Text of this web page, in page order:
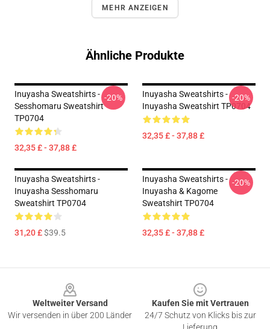
MEHR ANZEIGEN
Ähnliche Produkte
Inuyasha Sweatshirts -
Sesshomaru Sweatshirt
TP0704
32,35 £ - 37,88 £
-20%
Inuyasha Sweatshirts -
Inuyasha Sweatshirt TP0704
32,35 £ - 37,88 £
-20%
Inuyasha Sweatshirts -
Inuyasha Sesshomaru
Sweatshirt TP0704
31,20 £$39.5
Inuyasha Sweatshirts -
Inuyasha & Kagome
Sweatshirt TP0704
32,35 £ - 37,88 £
-20%
Weltweiter Versand
Wir versenden in über 200 Länder
Kaufen Sie mit Vertrauen
24/7 Schutz von Klicks bis zur